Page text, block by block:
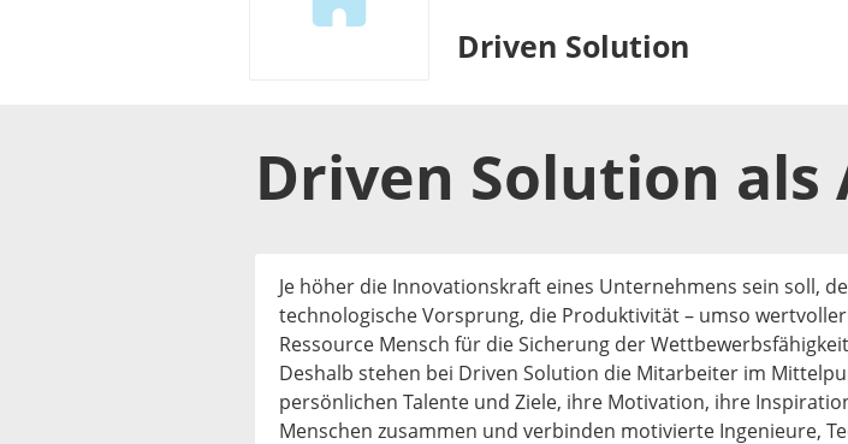
Driven Solution
Driven Solution als
Je höher die Innovationskraft eines Unternehmens sein soll,
technologische Vorsprung, die Produktivität – umso
Ressource Mensch für die Sicherung der
Deshalb stehen bei Driven Solution die Mitarbeiter im
persönlichen Talente und Ziele, ihre Motivation, ihre
Menschen zusammen und verbinden motivierte Ingenieure,